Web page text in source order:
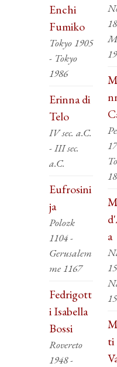
Enchi
Fumiko
Tokyo 1905
- Tokyo
1986
Erinna di
Telo
IV sec. a.C.
- III sec.
a.C.
Eufrosini
ja
Polozk
1104 -
Gerusalem
me 1167
Fedrigott
i Isabella
Bossi
Rovereto
1948 -
a
ti